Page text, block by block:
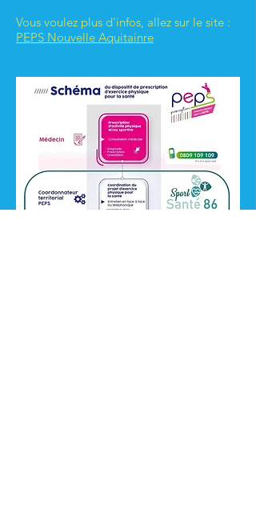
Vous voulez plus d'infos, allez sur le site :
PEPS Nouvelle Aquitainre